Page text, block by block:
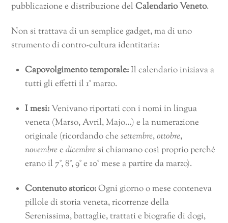
pubblicazione e distribuzione delCalendario Veneto.
Non si trattava di un semplice gadget, ma di uno
strumento di contro-cultura identitaria:
Capovolgimento temporale:Il calendario iniziava a
tutti gli effetti il 1° marzo.
I mesi:Venivano riportati con i nomi in lingua
veneta (Marso, Avril, Majo…) e la numerazione
originale (ricordando chesettembre,ottobre,
novembreedicembre si chiamano così proprio perché
erano il 7°, 8°, 9° e 10° mese a partire da marzo).
Contenuto storico:Ogni giorno o mese conteneva
pillole di storia veneta, ricorrenze della
Serenissima, battaglie, trattati e biografie di dogi,